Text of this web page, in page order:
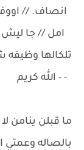
انصاف. //
امل // جا ليش
تلكالها وظيفه
- - الله كريم
ما قبلن ينامن
بالصاله